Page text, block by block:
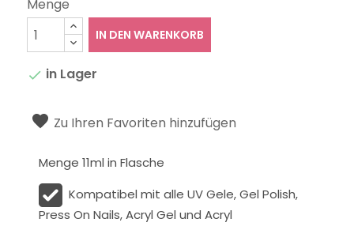
Menge
IN DEN WARENKORB
 in Lager
Zu Ihren Favoriten hinzufügen
Menge 11ml in Flasche
Kompatibel mit alle UV Gele, Gel Polish,
Press On Nails, Acryl Gel und Acryl